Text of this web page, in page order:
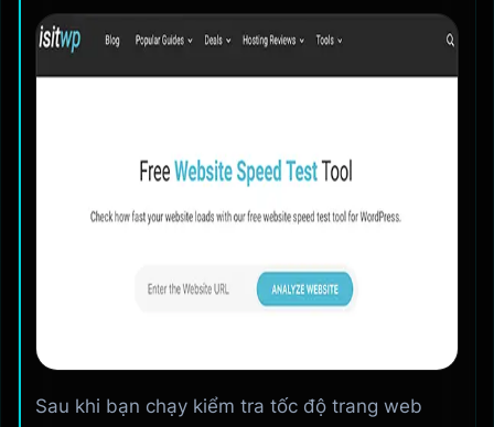
Sau khi bạn chạy kiểm tra tốc độ trang web